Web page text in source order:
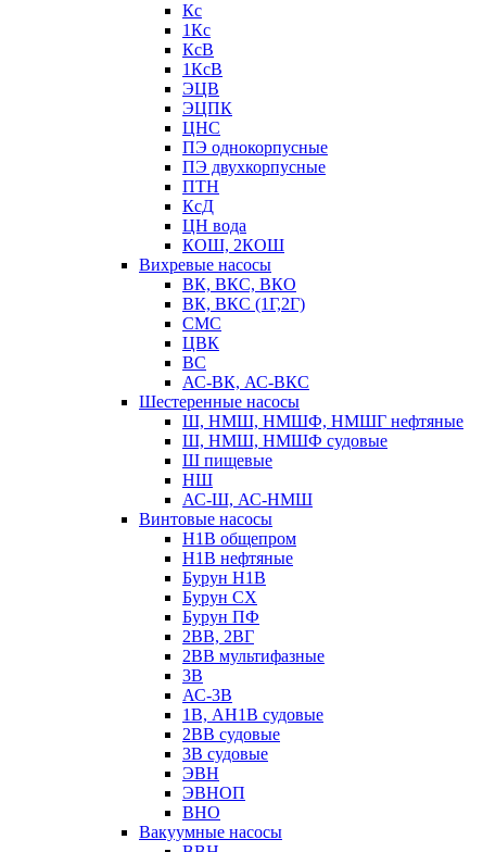
Кс
1Кс
КсВ
1КсВ
ЭЦВ
ЭЦПК
ЦНС
ПЭ однокорпусные
ПЭ двухкорпусные
ПТН
КсД
ЦН вода
КОШ, 2КОШ
Вихревые насосы
ВК, ВКС, ВКО
ВК, ВКС (1Г,2Г)
СМС
ЦВК
ВС
АС-ВК, АС-ВКС
Шестеренные насосы
Ш, НМШ, НМШФ, НМШГ нефтяные
Ш, НМШ, НМШФ судовые
Ш пищевые
НШ
АС-Ш, АС-НМШ
Винтовые насосы
Н1В общепром
Н1В нефтяные
Бурун Н1В
Бурун СХ
Бурун ПФ
2ВВ, 2ВГ
2ВВ мультифазные
3В
АС-3В
1В, АН1В судовые
2ВВ судовые
3В судовые
ЭВН
ЭВНОП
ВНО
Вакуумные насосы